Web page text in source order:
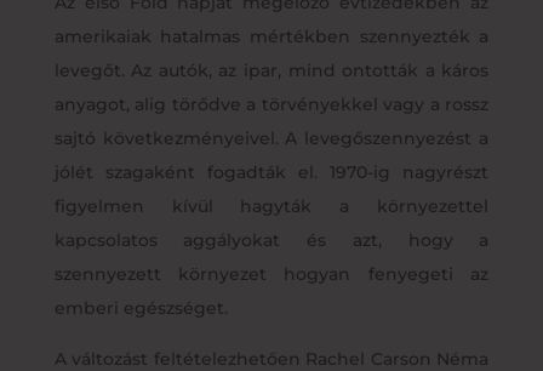
amerikaiak hatalmas mértékben szennyezték a
levegőt. Az autók, az ipar, mind ontották a káros
anyagot, alig törődve a törvényekkel vagy a rossz
sajtó következményeivel. A levegőszennyezést a
jólét szagaként fogadták el. 1970-ig nagyrészt
figyelmen kívül hagyták a környezettel
kapcsolatos aggályokat és azt, hogy a
szennyezett környezet hogyan fenyegeti az
emberi egészséget.
A változást feltételezhetően Rachel Carson Néma